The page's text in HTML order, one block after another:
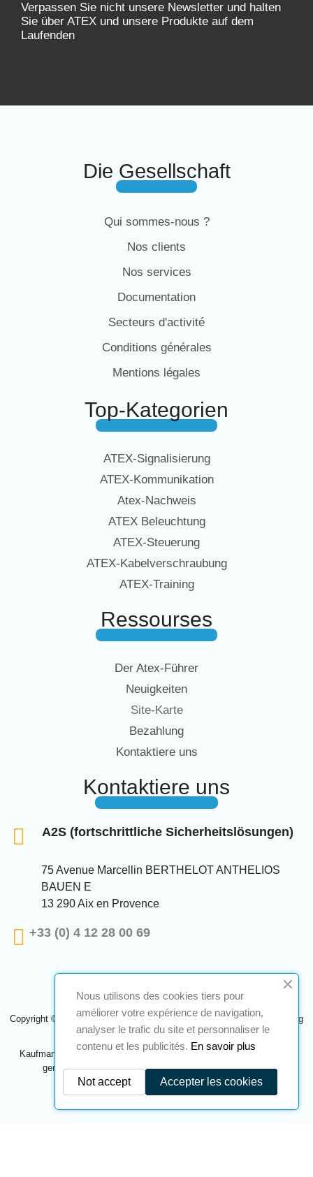
Verpassen Sie nicht unsere Newsletter und halten
Sie über ATEX und unsere Produkte auf dem
Laufenden
Die Gesellschaft
Qui sommes-nous ?
Nos clients
Nos services
Documentation
Secteurs d'activité
Conditions générales
Mentions légales
Top-Kategorien
ATEX-Signalisierung
ATEX-Kommunikation
Atex-Nachweis
ATEX Beleuchtung
ATEX-Steuerung
ATEX-Kabelverschraubung
ATEX-Training
Ressourses
Der Atex-Führer
Neuigkeiten
Site-Karte
Bezahlung
Kontaktiere uns
Kontaktiere uns
A2S (fortschrittliche Sicherheitslösungen)
75 Avenue Marcellin BERTHELOT ANTHELIOS
BAUEN E
13 290 Aix en Provence
+33 (0) 4 12 28 00 69
Copyright © 2024 A2S ATEX. Alle Rechte vorbehalten. Eine Realisierung
Navilog
Kaufmann, der von der offensichtlichen Meinung des Unternehmens
genehmigt wurde,Klicken Sie hier, um es zu überprüfen.
Nous utilisons des cookies tiers pour
améliorer votre expérience de navigation,
analyser le trafic du site et personnaliser le
contenu et les publicités. En savoir plus
Accepter les cookies
Not accept